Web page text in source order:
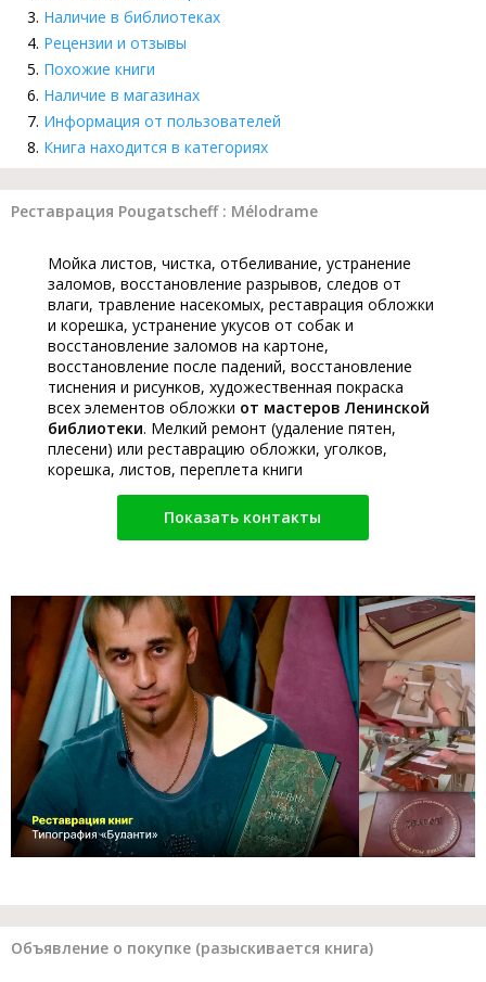
Наличие в библиотеках
Рецензии и отзывы
Похожие книги
Наличие в магазинах
Информация от пользователей
Книга находится в категориях
Реставрация Pougatscheff : Mélodrame
Мойка листов, чистка, отбеливание, устранение
заломов, восстановление разрывов, следов от
влаги, травление насекомых, реставрация обложки
и корешка, устранение укусов от собак и
восстановление заломов на картоне,
восстановление после падений, восстановление
тиснения и рисунков, художественная покраска
всех элементов обложки от мастеров Ленинской
библиотеки. Мелкий ремонт (удаление пятен,
плесени) или реставрацию обложки, уголков,
корешка, листов, переплета книги
Показать контакты
Объявление о покупке (разыскивается книга)